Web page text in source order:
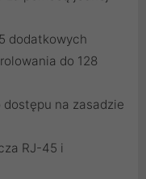
dodatkowych
do 128
na zasadzie
RJ-45 i